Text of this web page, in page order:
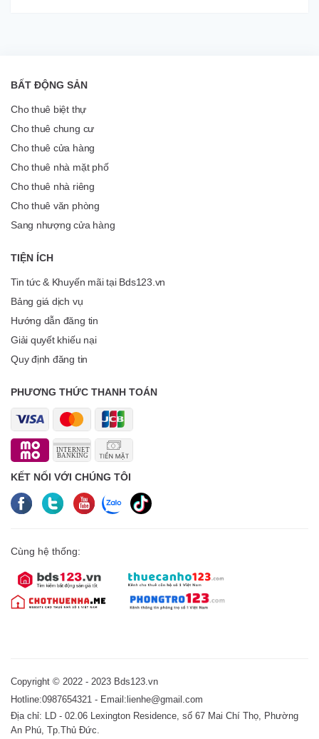
BẤT ĐỘNG SẢN
Cho thuê biệt thự
Cho thuê chung cư
Cho thuê cửa hàng
Cho thuê nhà mặt phố
Cho thuê nhà riêng
Cho thuê văn phòng
Sang nhượng cửa hàng
TIỆN ÍCH
Tin tức & Khuyến mãi tại Bds123.vn
Bảng giá dịch vụ
Hướng dẫn đăng tin
Giải quyết khiếu nại
Quy định đăng tin
PHƯƠNG THỨC THANH TOÁN
KẾT NỐI VỚI CHÚNG TÔI
Cùng hệ thống:
Copyright © 2022 - 2023 Bds123.vn
Hotline:0987654321 - Email:lienhe@gmail.com
Địa chỉ: LD - 02.06 Lexington Residence, số 67 Mai Chí Thọ, Phường
An Phú, Tp.Thủ Đức.